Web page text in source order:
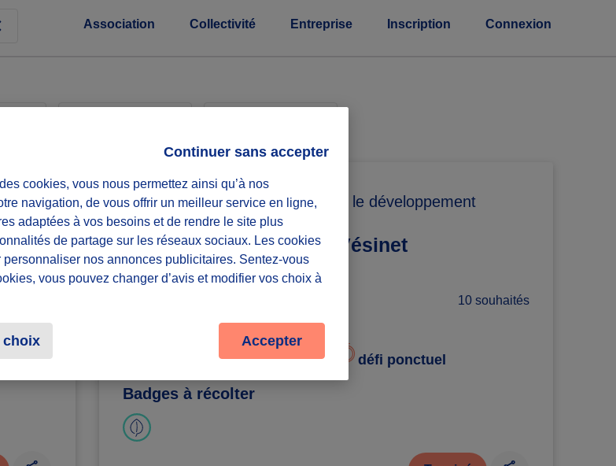
Association Collectivité Entreprise Inscription Connexion
Forum et Projets pour le développement
durable
Repair Café Le Vésinet
10 souhaités
défi ponctuel
Badges à récolter
cookies, vous nous permettez ainsi qu’à nos
navigation, de vous offrir un meilleur service en ligne,
adaptées à vos besoins et de rendre le site plus
de partage sur les réseaux sociaux. Les cookies
nos annonces publicitaires. Sentez-vous
vous pouvez changer d’avis et modifier vos choix à
choix
Continuer sans accepter
Accepter